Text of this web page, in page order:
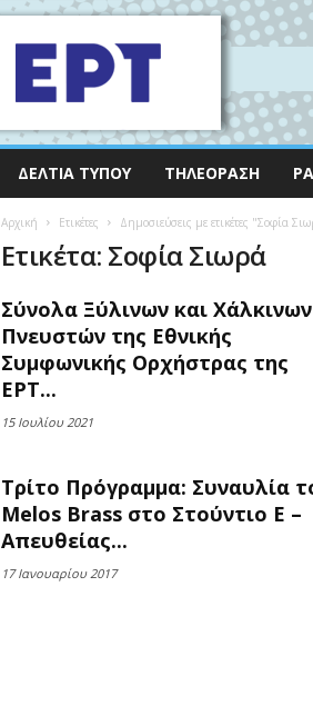
ΔΕΛΤΊΑ ΤΎΠΟΥ ΤΗΛΕΌΡΑΣΗ
Αρχική Ετικέτες Δημοσιεύσεις με ετικέτες "Σοφία
Ετικέτα: Σοφία Σιωρά
Σύνολα Ξύλινων και Χάλκινων
Πνευστών της Εθνικής
Συμφωνικής Ορχήστρας της
ΕΡΤ...
15 Ιουλίου 2021
Τρίτο Πρόγραμμα: Συναυλία
Melos Brass στο Στούντιο Ε –
Απευθείας...
17 Ιανουαρίου 2017